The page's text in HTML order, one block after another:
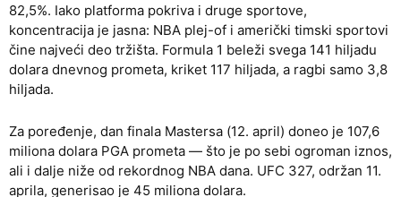
82,5%. Iako platforma pokriva i druge sportove,
koncentracija je jasna: NBA plej-of i američki timski sportovi
čine najveći deo tržišta. Formula 1 beleži svega 141 hiljadu
dolara dnevnog prometa, kriket 117 hiljada, a ragbi samo 3,8
hiljada.
Za poređenje, dan finala Mastersa (12. april) doneo je 107,6
miliona dolara PGA prometa — što je po sebi ogroman iznos,
ali i dalje niže od rekordnog NBA dana. UFC 327, održan 11.
aprila, generisao je 45 miliona dolara.